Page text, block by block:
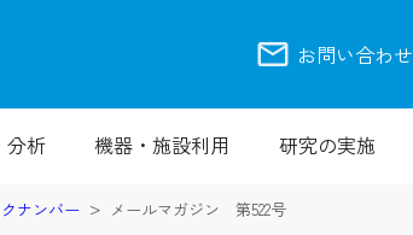
mail お問い合わせ
分析 機器・施設利用 研究の実施
ナンバー メールマガジン 第522号